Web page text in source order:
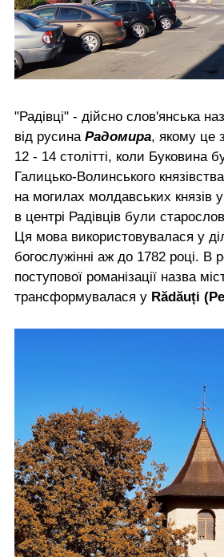
"Радівці" - дійсно слов'янська
від русина Радомира, якому це
12 - 14 столітті, коли Буковина
Галицько-Волинського
на могилах молдавських князів
в центрі Радівців були
Ця мова використовувалася у
богослужінні аж до 1782 році. В
поступової романізації назва
трансформувалася у Rădăuți